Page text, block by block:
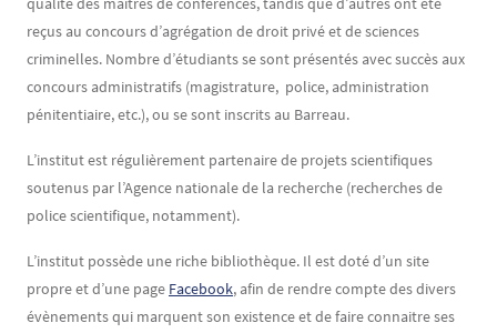
reçus au concours d’agrégation de droit privé et de sciences
criminelles. Nombre d’étudiants se sont présentés avec succès aux
concours administratifs (magistrature, police, administration
pénitentiaire, etc.), ou se sont inscrits au Barreau.
L’institut est régulièrement partenaire de projets scientifiques
soutenus par l’Agence nationale de la recherche (recherches de
police scientifique, notamment).
L’institut possède une riche bibliothèque. Il est doté d’un site
propre et d’une page Facebook, afin de rendre compte des divers
évènements qui marquent son existence et de faire connaitre ses